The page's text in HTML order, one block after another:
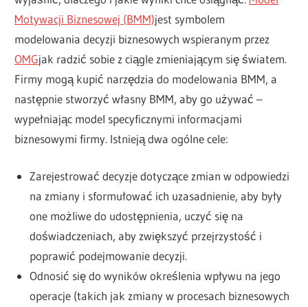
Motywacji Biznesowej (BMM)jest symbolem
modelowania decyzji biznesowych wspieranym przez
OMGjak radzić sobie z ciągle zmieniającym się światem.
Firmy mogą kupić narzędzia do modelowania BMM, a
następnie stworzyć własny BMM, aby go używać –
wypełniając model specyficznymi informacjami
biznesowymi firmy. Istnieją dwa ogólne cele:
Zarejestrować decyzje dotyczące zmian w odpowiedzi
na zmiany i sformułować ich uzasadnienie, aby były
one możliwe do udostępnienia, uczyć się na
doświadczeniach, aby zwiększyć przejrzystość i
poprawić podejmowanie decyzji.
Odnosić się do wyników określenia wpływu na jego
operacje (takich jak zmiany w procesach biznesowych